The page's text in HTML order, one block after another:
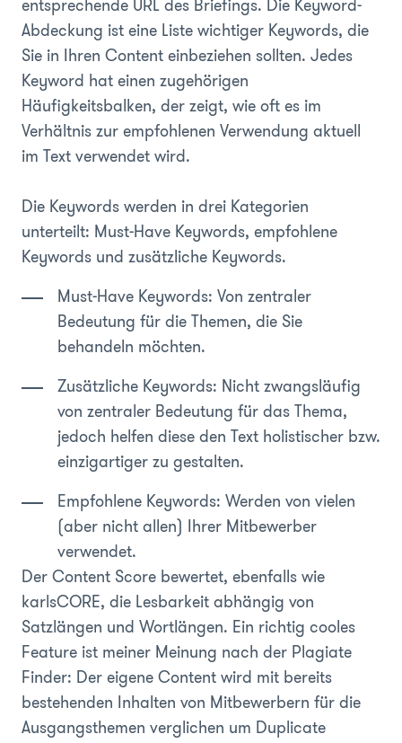
entsprechende URL des Briefings. Die Keyword-
Abdeckung ist eine Liste wichtiger Keywords, die
Sie in Ihren Content einbeziehen sollten. Jedes
Keyword hat einen zugehörigen
Häufigkeitsbalken, der zeigt, wie oft es im
Verhältnis zur empfohlenen Verwendung aktuell
im Text verwendet wird.
Die Keywords werden in drei Kategorien
unterteilt: Must-Have Keywords, empfohlene
Keywords und zusätzliche Keywords.
Must-Have Keywords: Von zentraler
Bedeutung für die Themen, die Sie
behandeln möchten.
Zusätzliche Keywords: Nicht zwangsläufig
von zentraler Bedeutung für das Thema,
jedoch helfen diese den Text holistischer bzw.
einzigartiger zu gestalten.
Empfohlene Keywords: Werden von vielen
(aber nicht allen) Ihrer Mitbewerber
verwendet.
Der Content Score bewertet, ebenfalls wie
karlsCORE, die Lesbarkeit abhängig von
Satzlängen und Wortlängen. Ein richtig cooles
Feature ist meiner Meinung nach der Plagiate
Finder: Der eigene Content wird mit bereits
bestehenden Inhalten von Mitbewerbern für die
Ausgangsthemen verglichen um Duplicate